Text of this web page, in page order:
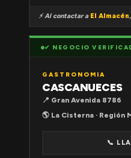
⚡ Al contactar a El Almacén
✔ NEGOCIO
GASTRONOMIA
CASCANUECES
📍 Gran Avenida 8786
🌎 La Cisterna ·
📞